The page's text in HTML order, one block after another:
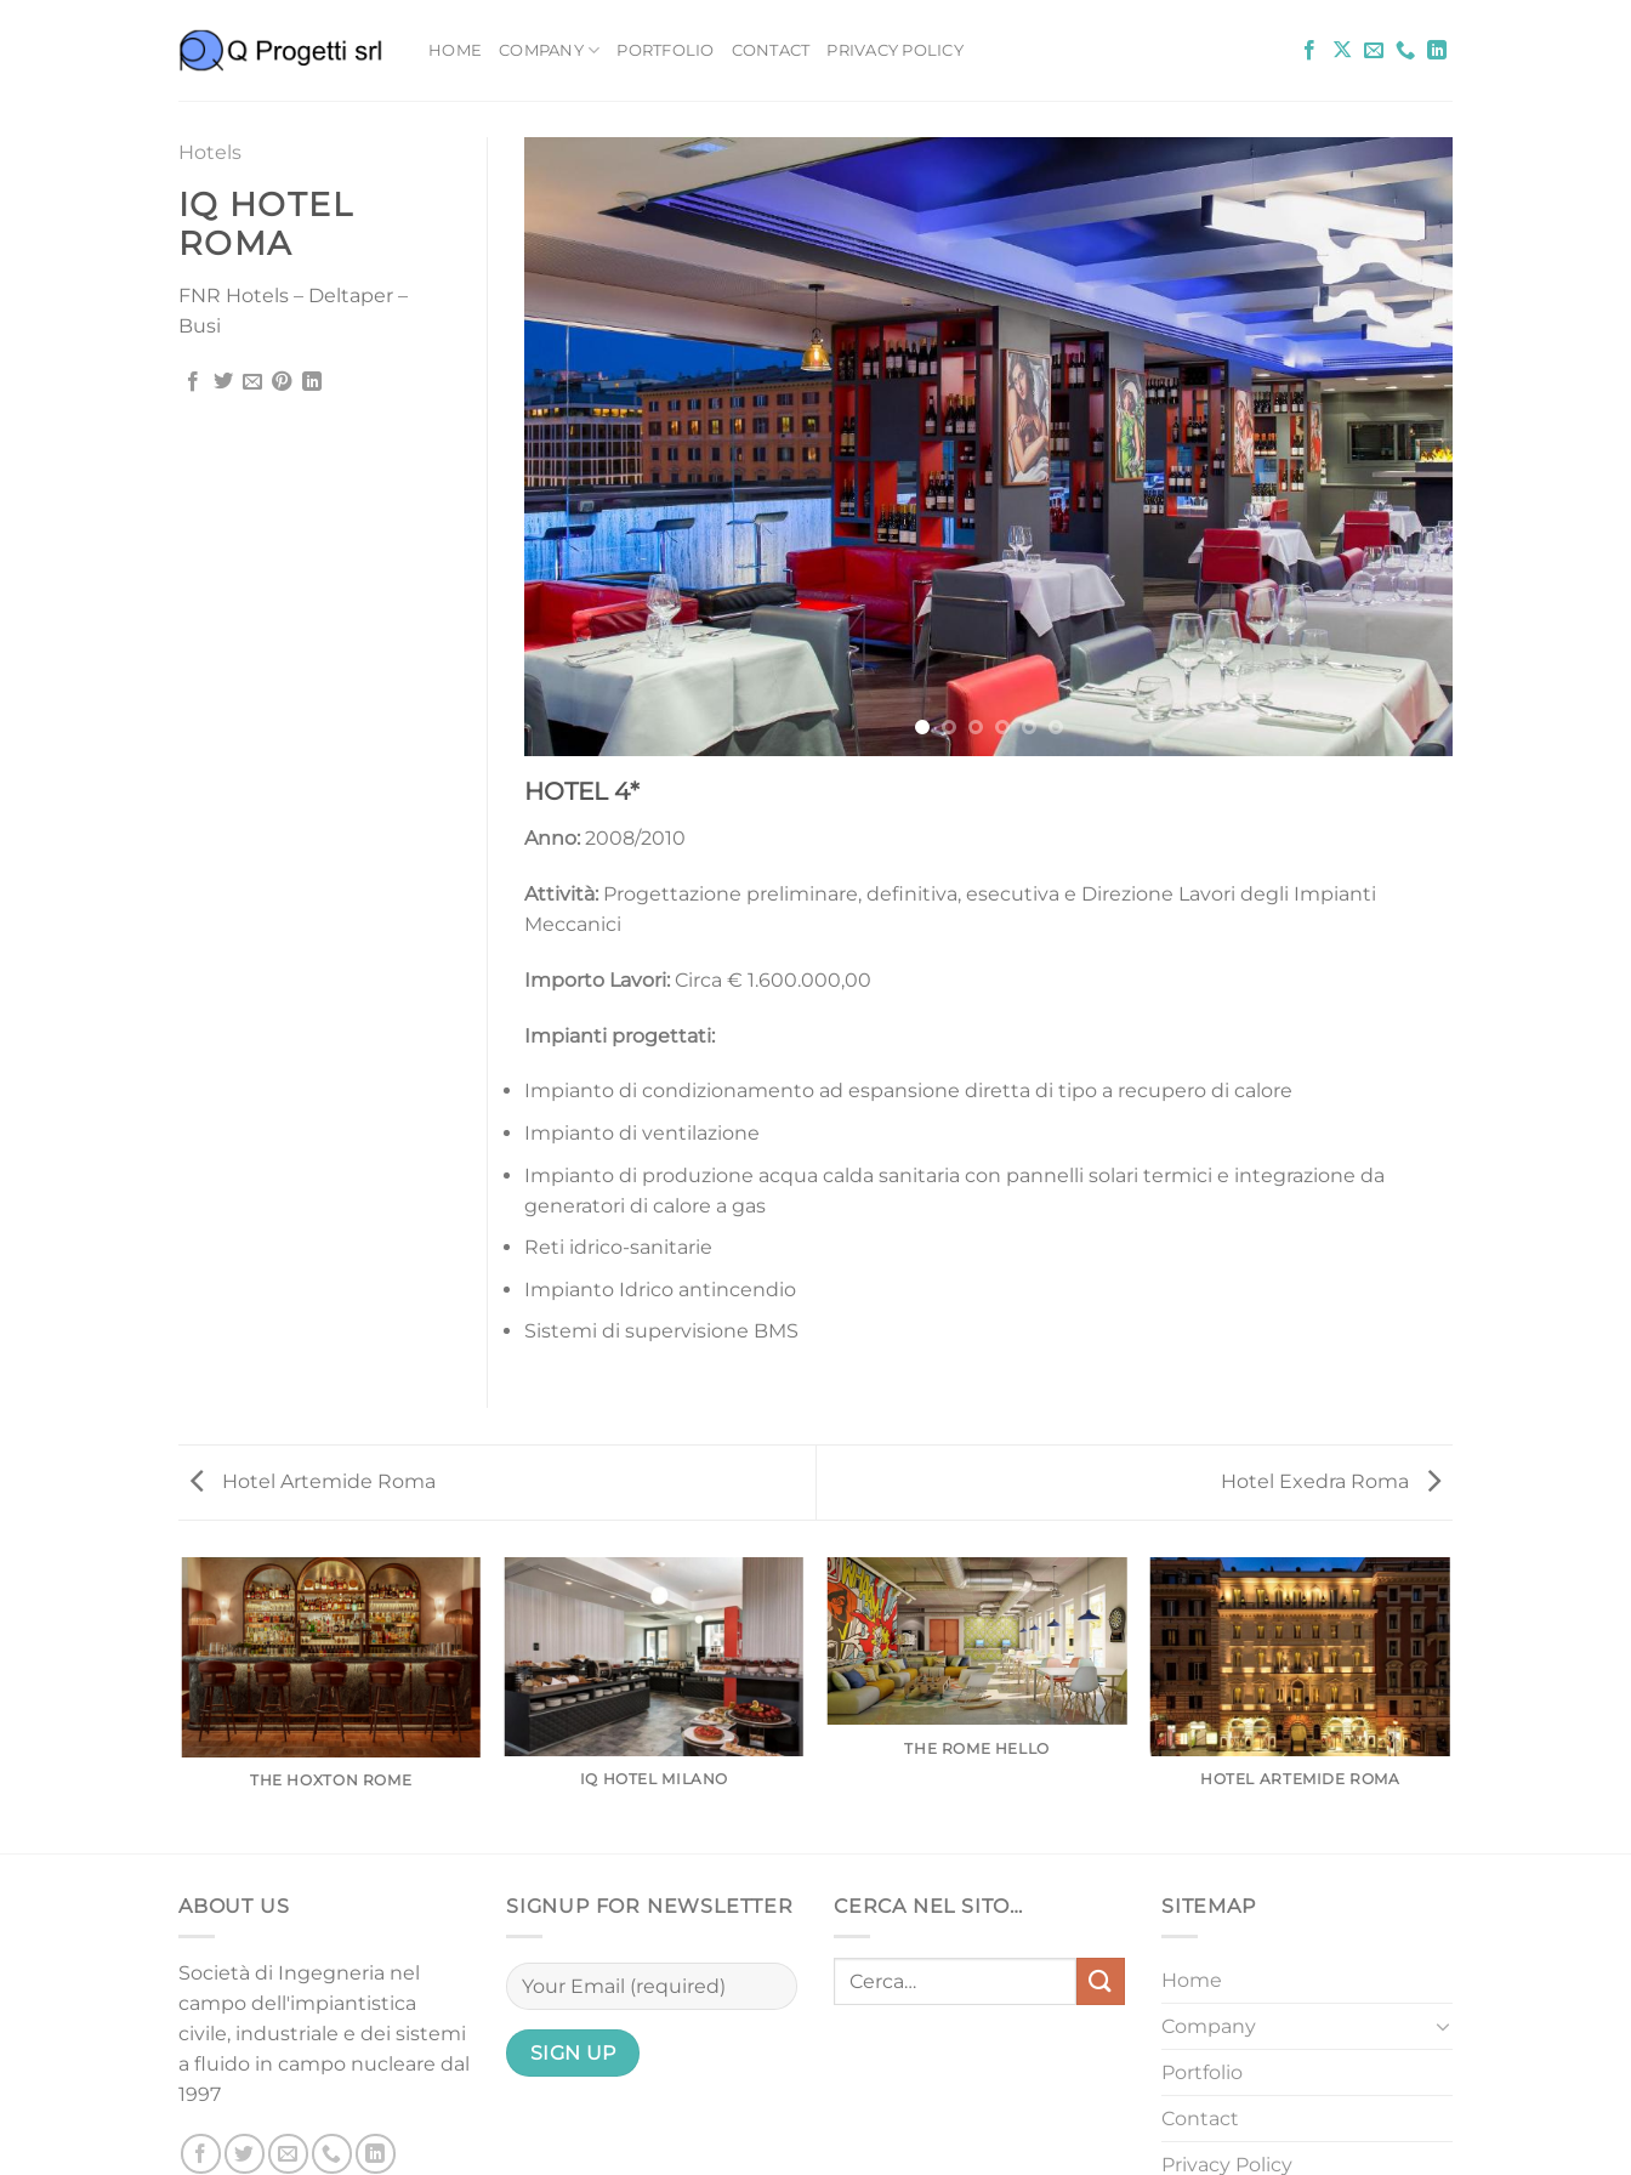
HOME COMPANY PORTFOLIO CONTACT PRIVACY POLICY
Hotels
IQ HOTEL
ROMA
FNR Hotels – Deltaper –
Busi
HOTEL 4*
Anno: 2008/2010
Attività: Progettazione preliminare, definitiva, esecutiva e Direzione Lavori degli Impianti
Meccanici
Importo Lavori: Circa € 1.600.000,00
Impianti progettati:
Impianto di condizionamento ad espansione diretta di tipo a recupero di calore
Impianto di ventilazione
Impianto di produzione acqua calda sanitaria con pannelli solari termici e integrazione da
generatori di calore a gas
Reti idrico-sanitarie
Impianto Idrico antincendio
Sistemi di supervisione BMS
Hotel Artemide Roma Hotel Exedra Roma
THE HOXTON ROME IQ HOTEL MILANO
THE ROME HELLO
HOTEL ARTEMIDE ROMA
ABOUT US
Società di Ingegneria nel
campo dell'impiantistica
civile, industriale e dei sistemi
a fluido in campo nucleare dal
1997
SIGNUP FOR NEWSLETTER CERCA NEL SITO… SITEMAP
Home
Company
Portfolio
Contact
Privacy Policy